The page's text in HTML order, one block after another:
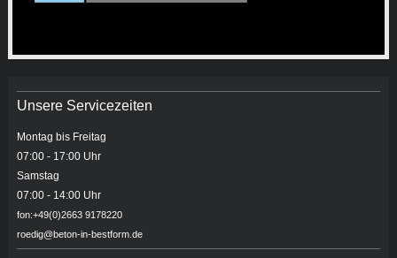
Unsere Servicezeiten
Montag bis Freitag
07:00 - 17:00 Uhr
Samstag
07:00 - 14:00 Uhr
fon:+49(0)2663 9178220
roedig@beton-in-bestform.de